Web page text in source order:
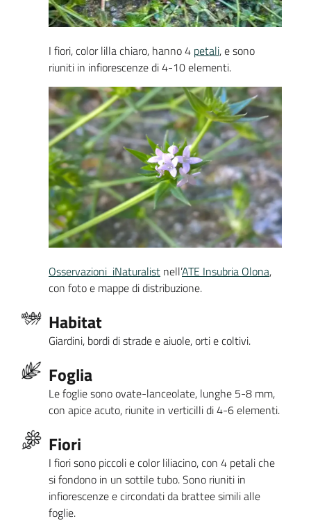
I fiori, color lilla chiaro, hanno 4 petali, e sono
riuniti in infiorescenze di 4-10 elementi.
Osservazioni iNaturalist nell’ATE Insubria Olona,
con foto e mappe di distribuzione.
Habitat
Giardini, bordi di strade e aiuole, orti e coltivi.
Foglia
Le foglie sono ovate-lanceolate, lunghe 5-8 mm,
con apice acuto, riunite in verticilli di 4-6 elementi.
Fiori
I fiori sono piccoli e color liliacino, con 4 petali che
si fondono in un sottile tubo. Sono riuniti in
infiorescenze e circondati da brattee simili alle
foglie.